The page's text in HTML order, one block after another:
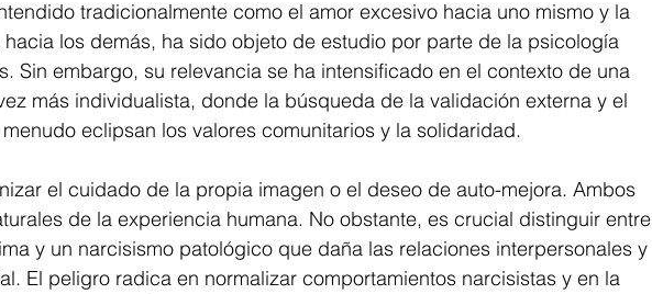
tradicionalmente como el amor excesivo hacia uno mismo y la
los demás, ha sido objeto de estudio por parte de la psicología
Sin embargo, su relevancia se ha intensificado en el contexto de una
más individualista, donde la búsqueda de la validación externa y el
eclipsan los valores comunitarios y la solidaridad.
el cuidado de la propia imagen o el deseo de auto-mejora. Ambos
de la experiencia humana. No obstante, es crucial distinguir entre
y un narcisismo patológico que daña las relaciones interpersonales y
El peligro radica en normalizar comportamientos narcisistas y en la